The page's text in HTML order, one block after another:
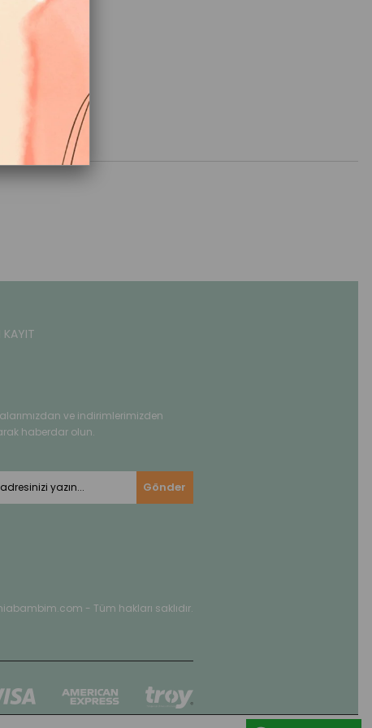
KAYIT
ve indirimlerimizden
haberdar olun.
Gönder
- Tüm hakları saklıdır.